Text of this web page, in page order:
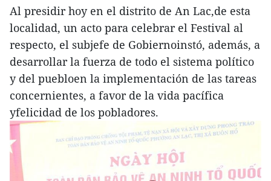
Al presidir hoy en el distrito de An Lac,de esta
localidad, un acto para celebrar el Festival al
respecto, el subjefe de Gobiernoinstó, además, a
desarrollar la fuerza de todo el sistema político
y del puebloen la implementación de las tareas
concernientes, a favor de la vida pacífica
yfelicidad de los pobladores.